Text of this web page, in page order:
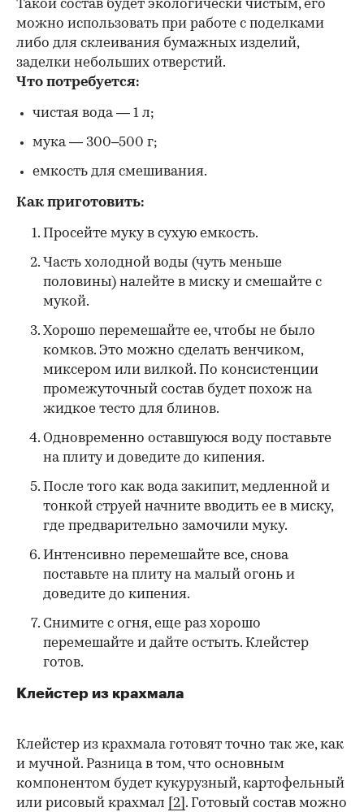
Такой состав будет экологически чистым, его
можно использовать при работе с поделками
либо для склеивания бумажных изделий,
заделки небольших отверстий.
Что потребуется:
чистая вода — 1 л;
мука — 300–500 г;
емкость для смешивания.
Как приготовить:
Просейте муку в сухую емкость.
Часть холодной воды (чуть меньше
половины) налейте в миску и смешайте с
мукой.
Хорошо перемешайте ее, чтобы не было
комков. Это можно сделать венчиком,
миксером или вилкой. По консистенции
промежуточный состав будет похож на
жидкое тесто для блинов.
Одновременно оставшуюся воду поставьте
на плиту и доведите до кипения.
После того как вода закипит, медленной и
тонкой струей начните вводить ее в миску,
где предварительно замочили муку.
Интенсивно перемешайте все, снова
поставьте на плиту на малый огонь и
доведите до кипения.
Снимите с огня, еще раз хорошо
перемешайте и дайте остыть. Клейстер
готов.
Клейстер из крахмала
Клейстер из крахмала готовят точно так же, как
и мучной. Разница в том, что основным
компонентом будет кукурузный, картофельный
или рисовый крахмал
[2] . Готовый состав можно